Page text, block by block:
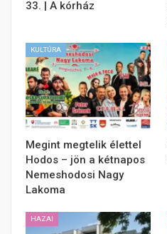
33. | A kórház
KULTÚRA
Megint megtelik élettel
Hodos – jön a kétnapos
Nemeshodosi Nagy
Lakoma
HAZAI